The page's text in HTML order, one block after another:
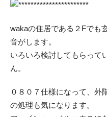
***********************
wakaの住居である２Fでも
音がします。
いろいろ検討してもらって
ん。
０８０７仕様になって、外
の処理も気になります。